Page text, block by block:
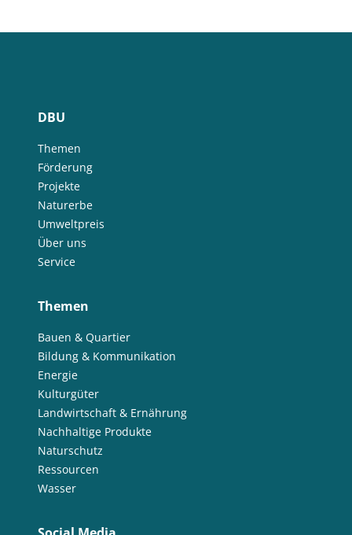
DBU
Themen
Förderung
Projekte
Naturerbe
Umweltpreis
Über uns
Service
Themen
Bauen & Quartier
Bildung & Kommunikation
Energie
Kulturgüter
Landwirtschaft & Ernährung
Nachhaltige Produkte
Naturschutz
Ressourcen
Wasser